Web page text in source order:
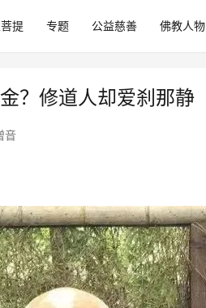
提 专题 公益慈善 佛教人物
？修道人却爱刹那静
音